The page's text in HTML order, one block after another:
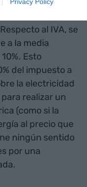
al IVA, se
a la media
Esto
del impuesto a
la electricidad
realizar un
(como si la
al precio que
ningún sentido
por una